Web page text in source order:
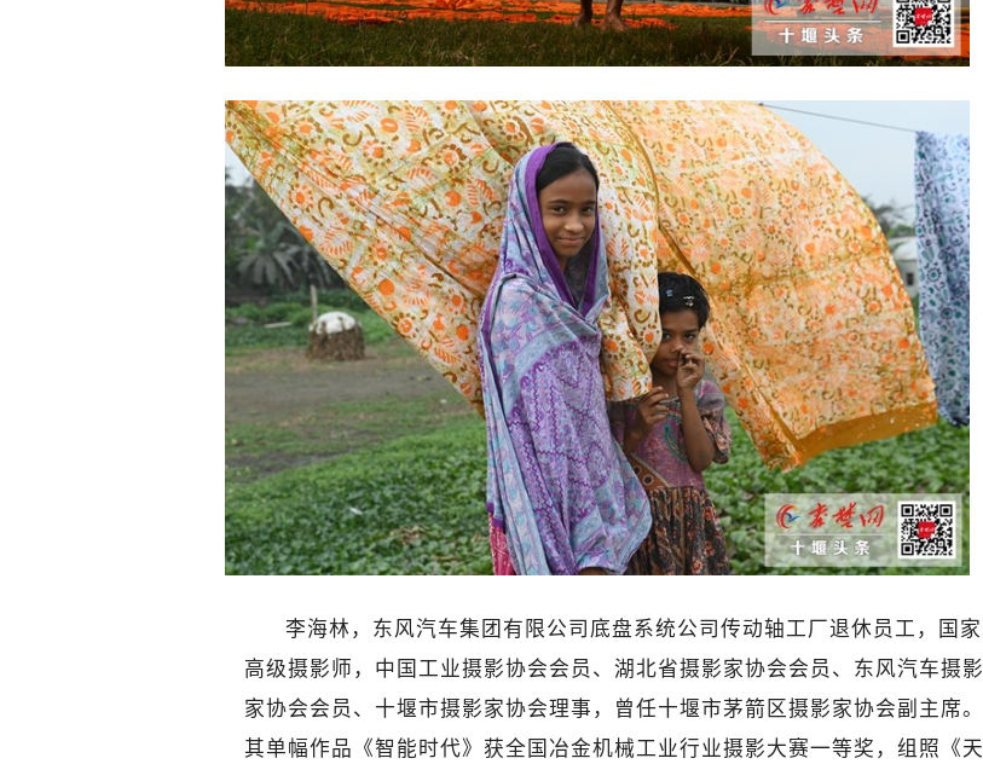
李海林，东风汽车集团有限公司底盘系统公司传动轴工厂退休员工，国家
高级摄影师，中国工业摄影协会会员、湖北省摄影家协会会员、东风汽车摄影
家协会会员、十堰市摄影家协会理事，曾任十堰市茅箭区摄影家协会副主席。
其单幅作品《智能时代》获全国冶金机械工业行业摄影大赛一等奖，组照《天